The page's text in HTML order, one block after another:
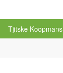
Tjitske Koopmans